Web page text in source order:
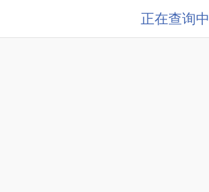
正在查询中